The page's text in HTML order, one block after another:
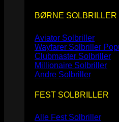
BØRNE SOLBRILLER
Aviator Solbriller
Wayfarer Solbriller
Clubmaster Solbriller
Millionaire Solbriller
Andre Solbriller
FEST SOLBRILLER
Alle Fest Solbriller